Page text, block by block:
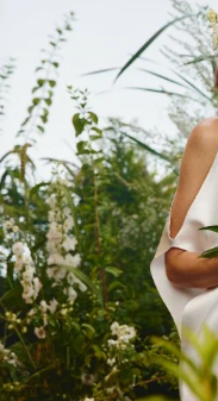
burlakaa525 6 июня
Купили дачу.
бывший
поступить? 27
Купили дачу,
Есть расписка в
нотариуса не
собственности он
Прошло 15 лет.
поступить?
TatyanaLachugina 12
А как вы